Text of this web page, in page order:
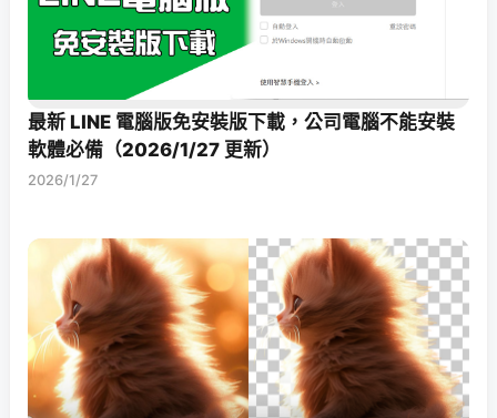
最新 LINE 電腦版免安裝版下載，公司電腦不能安裝
軟體必備（2026/1/27 更新）
2026/1/27